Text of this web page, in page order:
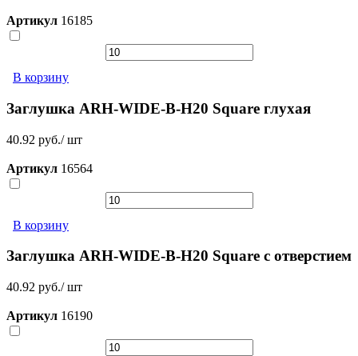
Артикул 16185
В корзину
Заглушка ARH-WIDE-B-H20 Square глухая
40.92 руб./ шт
Артикул 16564
В корзину
Заглушка ARH-WIDE-B-H20 Square с отверстием
40.92 руб./ шт
Артикул 16190